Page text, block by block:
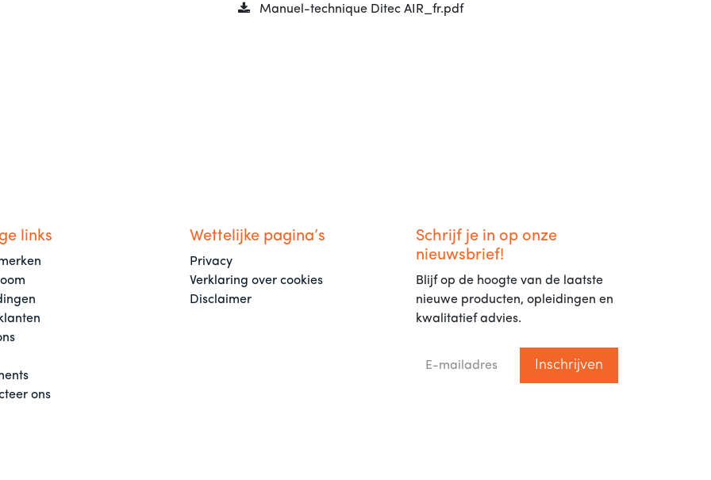
Manuel-technique Ditec AIR_fr.pdf
links
ons
Wettelijke pagina’s
Privacy
Verklaring over cookies
Disclaimer
Schrijf je in op onze
nieuwsbrief!
Blijf op de hoogte van de laatste
nieuwe producten, opleidingen en
kwalitatief advies.
Inschrijven